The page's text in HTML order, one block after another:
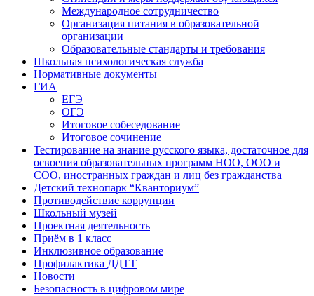
Международное сотрудничество
Организация питания в образовательной
организации
Образовательные стандарты и требования
Школьная психологическая служба
Нормативные документы
ГИА
ЕГЭ
ОГЭ
Итоговое собеседование
Итоговое сочинение
Тестирование на знание русского языка, достаточное для
освоения образовательных программ НОО, ООО и
СОО, иностранных граждан и лиц без гражданства
Детский технопарк “Кванториум”
Противодействие коррупции
Школьный музей
Проектная деятельность
Приём в 1 класс
Инклюзивное образование
Профилактика ДДТТ
Новости
Безопасность в цифровом мире